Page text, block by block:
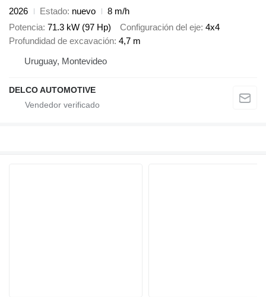
2026
Estado nuevo
8 m/h
Potencia 71.3 kW (97 Hp) Configuración del eje 4x4
Profundidad de excavación 4,7 m
Uruguay, Montevideo
DELCO AUTOMOTIVE